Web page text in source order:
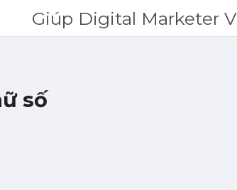
Giúp Digital Marketer
số